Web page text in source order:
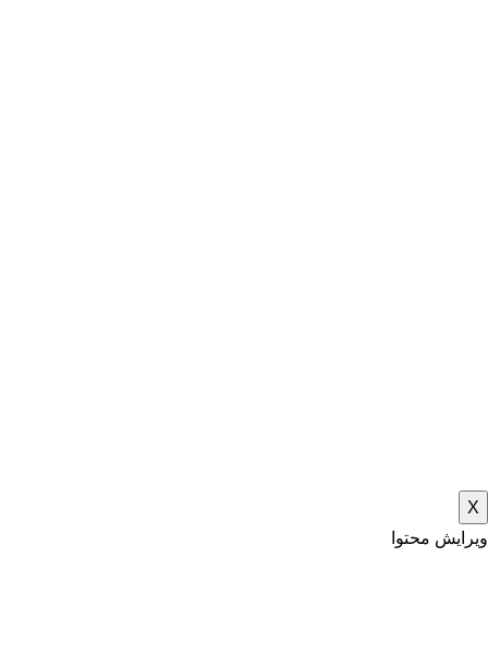
X
ویرایش محتوا